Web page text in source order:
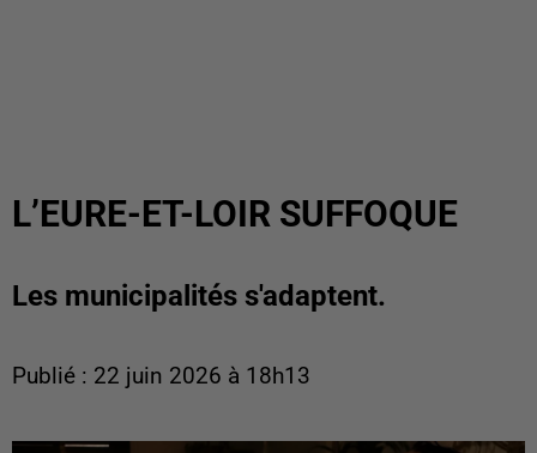
L’EURE-ET-LOIR SUFFOQUE
Les municipalités s'adaptent.
Publié : 22 juin 2026 à 18h13